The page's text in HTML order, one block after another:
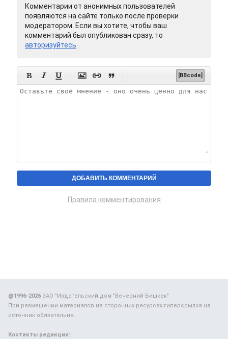
Комментарии от анонимных пользователей
появляются на сайте только после проверки
модератором. Если вы хотите, чтобы ваш
комментарий был опубликован сразу, то
авторизуйтесь
      [BBcode]
Правила комментирования
@1996-2026ЗАО "Издательский дом "Вечерний Бишкек"
При размещении материалов на сторонних ресурсах гиперссылка на
источник обязательна.
Контакты редакции: